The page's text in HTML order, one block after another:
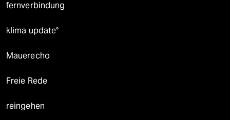
fernverbindung
klima update°
Mauerecho
Freie Rede
reingehen